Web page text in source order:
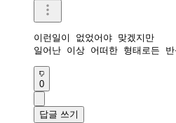
이런일이 없었어야 맞겠지만
일어난 이상 어떠한 형태로든
0
답글 쓰기